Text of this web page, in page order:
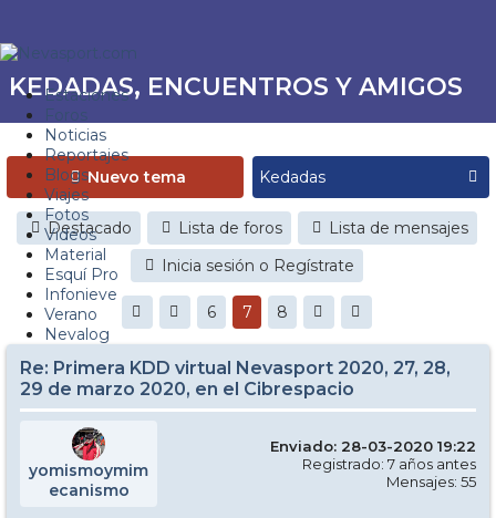
Estaciones
Foros
Noticias
Reportajes
Blogs
Viajes
Fotos
Videos
Material
Esquí Pro
Infonieve
Verano
Nevalog
KEDADAS, ENCUENTROS Y AMIGOS
Nuevo tema
Destacado Lista de foros
Lista de mensajes
Inicia sesión o Regístrate
6 7 8
Re: Primera KDD virtual Nevasport 2020, 27, 28,
29 de marzo 2020, en el Cibrespacio
yomismoymim
ecanismo
Enviado: 28-03-2020 19:22
Registrado: 7 años antes
Mensajes: 55